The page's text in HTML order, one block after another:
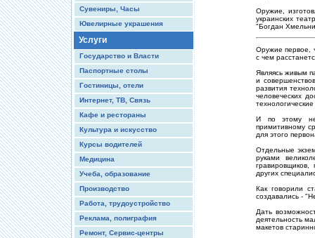
Сувениры, Часы
Ювелирные украшения
Услуги
Государство и Власти
Паспортные столы
Гостиницы, отели
Интернет, ТВ, Связь
Кафе и рестораны
Культура и искусство
Курсы водителей
Медицина
Учеба, образование
Производство
Работа, трудоустройство
Реклама, полиграфия
Ремонт, Сервис-центры
Оружие,
украинских
"Богдан
Оружие первое,
с чем
Являясь живым
и
развития
человеческих
И по этому не
примитивному
для этого
Отдельные
руками
других
Как говорили
создавались -
Дать
деятельность
макетов